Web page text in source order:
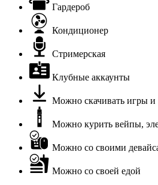
Гардероб
Кондиционер
Стримерская
Клубные аккаунты
Можно скачивать игры
Можно курить вейпы,
Можно со своими
Можно со своей едой